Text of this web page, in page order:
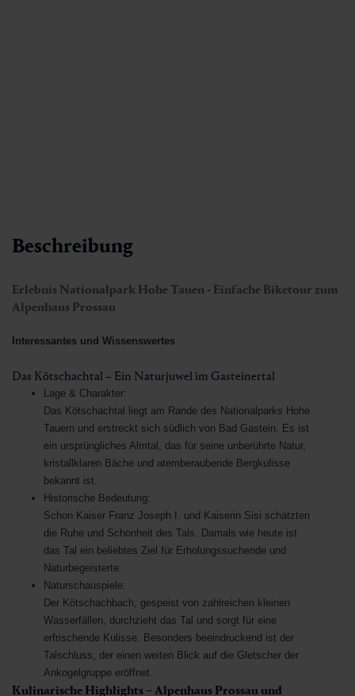
Beschreibung
Erlebnis Nationalpark Hohe Tauen - Einfache Biketour zum
Alpenhaus Prossau
Interessantes und Wissenswertes
Das Kötschachtal – Ein Naturjuwel im Gasteinertal
Lage & Charakter:
Das Kötschachtal liegt am Rande des Nationalparks Hohe
Tauern und erstreckt sich südlich von Bad Gastein. Es ist
ein ursprüngliches Almtal, das für seine unberührte Natur,
kristallklaren Bäche und atemberaubende Bergkulisse
bekannt ist.
Historische Bedeutung:
Schon Kaiser Franz Joseph I. und Kaiserin Sisi schätzten
die Ruhe und Schönheit des Tals. Damals wie heute ist
das Tal ein beliebtes Ziel für Erholungssuchende und
Naturbegeisterte.
Naturschauspiele:
Der Kötschachbach, gespeist von zahlreichen kleinen
Wasserfällen, durchzieht das Tal und sorgt für eine
erfrischende Kulisse. Besonders beeindruckend ist der
Talschluss, der einen weiten Blick auf die Gletscher der
Ankogelgruppe eröffnet.
Kulinarische Highlights – Alpenhaus Prossau und